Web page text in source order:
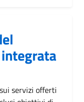
servizi offerti